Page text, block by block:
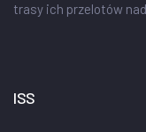
trasy ich przelotów
ISS